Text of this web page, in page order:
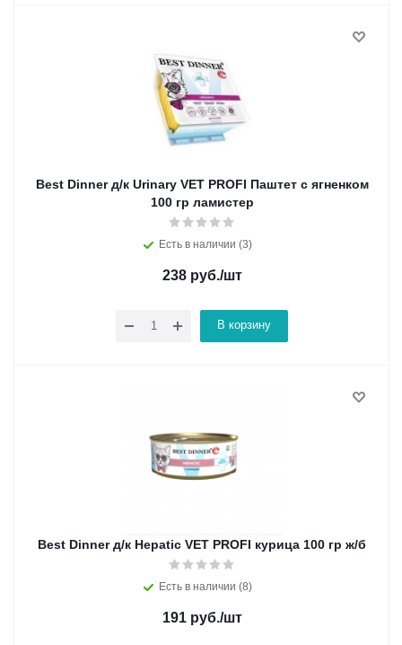
Best Dinner д/к Urinary VET PROFI Паштет с ягненком
100 гр ламистер
Есть в наличии (3)
238руб./шт
В корзину
Best Dinner д/к Hepatic VET PROFI курица 100 гр ж/б
Есть в наличии (8)
191руб./шт